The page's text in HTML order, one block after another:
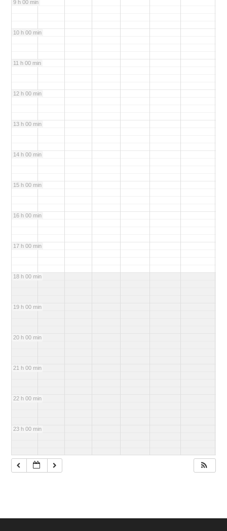
9 h 00 min
10 h 00 min
11 h 00 min
12 h 00 min
13 h 00 min
14 h 00 min
15 h 00 min
16 h 00 min
17 h 00 min
18 h 00 min
19 h 00 min
20 h 00 min
21 h 00 min
22 h 00 min
23 h 00 min